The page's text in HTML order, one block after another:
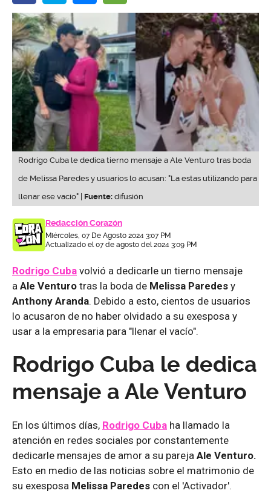
Rodrigo Cuba le dedica tierno mensaje a Ale Venturo tras boda
de Melissa Paredes y usuarios lo acusan: "La estas utilizando para
llenar ese vacío" | Fuente: difusión
Redacción Corazón
Miércoles, 07 De Agosto 2024 3:07 PM
Actualizado el 07 de agosto del 2024 3:09 PM
Rodrigo Cuba volvió a dedicarle un tierno mensaje
a Ale Venturo tras la boda de Melissa Paredes y
Anthony Aranda. Debido a esto, cientos de usuarios
lo acusaron de no haber olvidado a su exesposa y
usar a la empresaria para "llenar el vacío".
Rodrigo Cuba le dedica
mensaje a Ale Venturo
En los últimos días, Rodrigo Cuba ha llamado la
atención en redes sociales por constantemente
dedicarle mensajes de amor a su pareja Ale Venturo.
Esto en medio de las noticias sobre el matrimonio de
su exesposa Melissa Paredes con el 'Activador'.